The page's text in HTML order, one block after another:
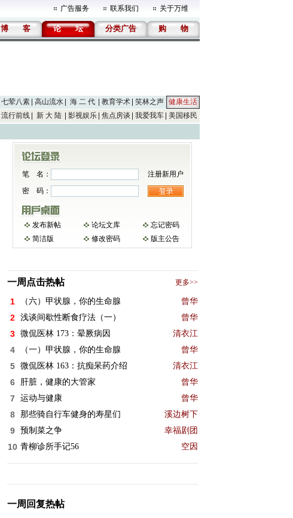
广告服务 联系我们 关于万维
博 客 论 坛 分类广告 购 物
七荤八素 高山流水 海 二 代 教育学术 笑林之声
健康生活
流行前线 新 大 陆 影视娱乐 焦点房谈 我爱我车 美国移民
笔 名：
注册新用户
密 码：
发布新帖 论坛文库
忘记密码
简洁版
修改密码 版主公告
一周点击热帖 更多>>
1 （六）甲状腺，你的生命腺 曾华
2 浅谈间歇性断食疗法（一） 曾华
3 微侃医林 173：晕厥病因 清衣江
4 （一）甲状腺，你的生命腺 曾华
5 微侃医林 163：抗痴呆药介绍 清衣江
6 肝脏，健康的大管家 曾华
7 运动与健康 曾华
8 那些骑自行车健身的寿星们 溪边树下
9 预制菜之争 幸福剧团
10 青柳诊所手记56 空因
一周回复热帖